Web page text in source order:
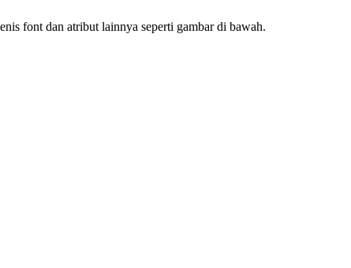
font dan atribut lainnya seperti gambar di bawah.